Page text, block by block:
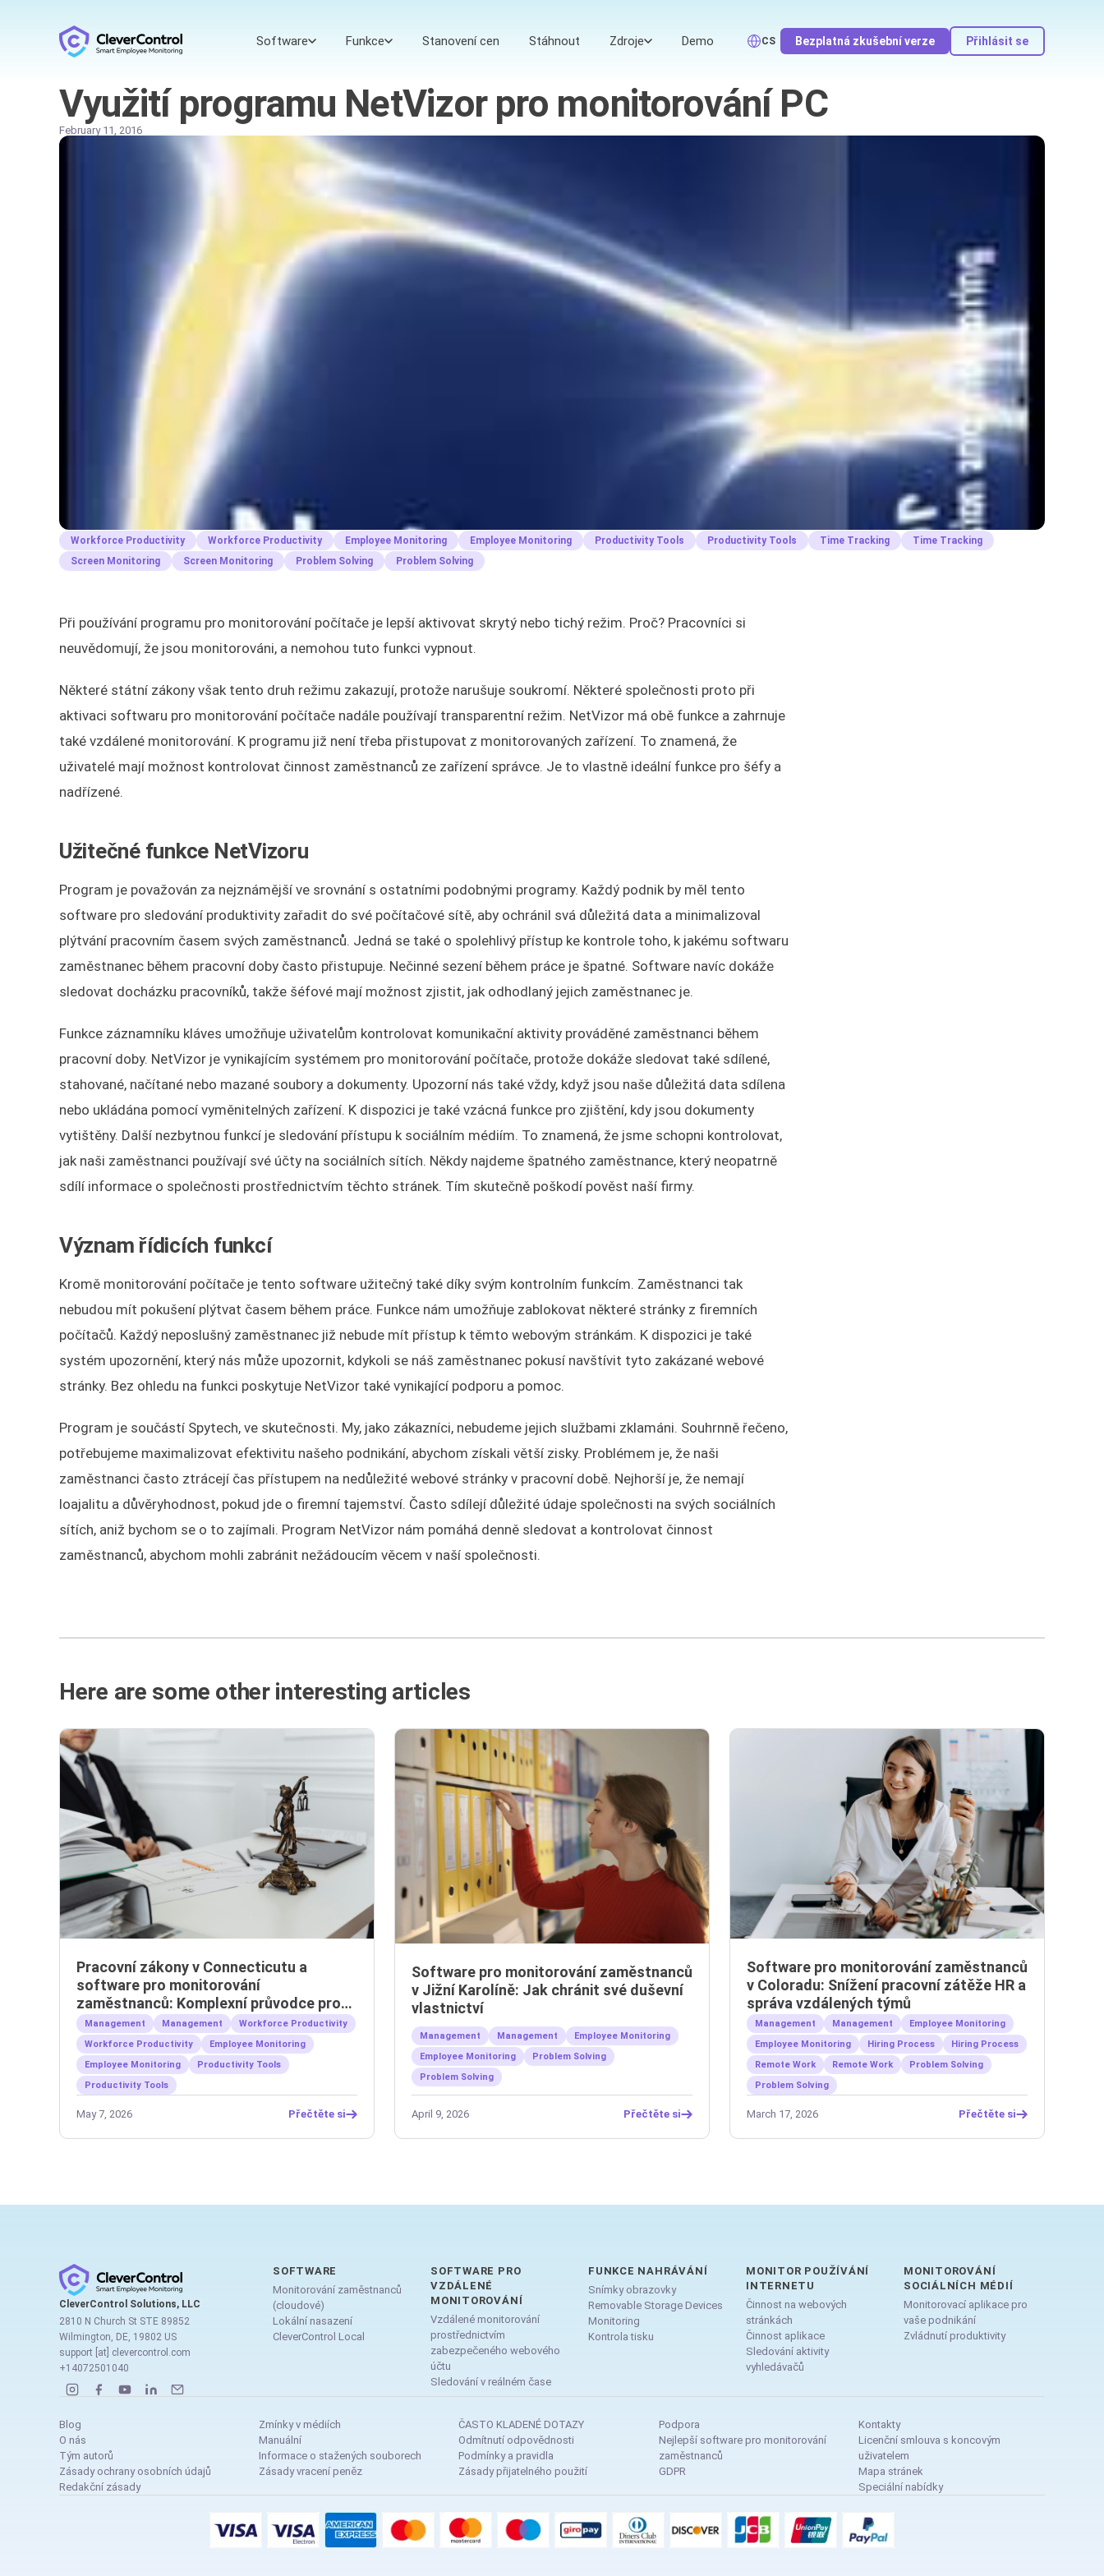
Software Funkce Stanovení cen Stáhnout Zdroje Demo CS Bezplatná zkušební verze Přihlásit se
Využití programu NetVizor pro monitorování PC
February 11, 2016
Workforce Productivity Workforce Productivity Employee Monitoring Employee Monitoring Productivity Tools Productivity Tools Time Tracking
Time Tracking
Screen Monitoring
Screen Monitoring Problem Solving Problem Solving
Při používání programu pro monitorování počítače je lepší aktivovat skrytý nebo tichý režim. Proč? Pracovníci si
neuvědomují, že jsou monitorováni, a nemohou tuto funkci vypnout.
Některé státní zákony však tento druh režimu zakazují, protože narušuje soukromí. Některé společnosti proto při
aktivaci softwaru pro monitorování počítače nadále používají transparentní režim. NetVizor má obě funkce a zahrnuje
také vzdálené monitorování. K programu již není třeba přistupovat z monitorovaných zařízení. To znamená, že
uživatelé mají možnost kontrolovat činnost zaměstnanců ze zařízení správce. Je to vlastně ideální funkce pro šéfy a
nadřízené.
Užitečné funkce NetVizoru
Program je považován za nejznámější ve srovnání s ostatními podobnými programy. Každý podnik by měl tento
software pro sledování produktivity zařadit do své počítačové sítě, aby ochránil svá důležitá data a minimalizoval
plýtvání pracovním časem svých zaměstnanců. Jedná se také o spolehlivý přístup ke kontrole toho, k jakému softwaru
zaměstnanec během pracovní doby často přistupuje. Nečinné sezení během práce je špatné. Software navíc dokáže
sledovat docházku pracovníků, takže šéfové mají možnost zjistit, jak odhodlaný jejich zaměstnanec je.
Funkce záznamníku kláves umožňuje uživatelům kontrolovat komunikační aktivity prováděné zaměstnanci během
pracovní doby. NetVizor je vynikajícím systémem pro monitorování počítače, protože dokáže sledovat také sdílené,
stahované, načítané nebo mazané soubory a dokumenty. Upozorní nás také vždy, když jsou naše důležitá data sdílena
nebo ukládána pomocí vyměnitelných zařízení. K dispozici je také vzácná funkce pro zjištění, kdy jsou dokumenty
vytištěny. Další nezbytnou funkcí je sledování přístupu k sociálním médiím. To znamená, že jsme schopni kontrolovat,
jak naši zaměstnanci používají své účty na sociálních sítích. Někdy najdeme špatného zaměstnance, který neopatrně
sdílí informace o společnosti prostřednictvím těchto stránek. Tím skutečně poškodí pověst naší firmy.
Význam řídicích funkcí
Kromě monitorování počítače je tento software užitečný také díky svým kontrolním funkcím. Zaměstnanci tak
nebudou mít pokušení plýtvat časem během práce. Funkce nám umožňuje zablokovat některé stránky z firemních
počítačů. Každý neposlušný zaměstnanec již nebude mít přístup k těmto webovým stránkám. K dispozici je také
systém upozornění, který nás může upozornit, kdykoli se náš zaměstnanec pokusí navštívit tyto zakázané webové
stránky. Bez ohledu na funkci poskytuje NetVizor také vynikající podporu a pomoc.
Program je součástí Spytech, ve skutečnosti. My, jako zákazníci, nebudeme jejich službami zklamáni. Souhrnně řečeno,
potřebujeme maximalizovat efektivitu našeho podnikání, abychom získali větší zisky. Problémem je, že naši
zaměstnanci často ztrácejí čas přístupem na nedůležité webové stránky v pracovní době. Nejhorší je, že nemají
loajalitu a důvěryhodnost, pokud jde o firemní tajemství. Často sdílejí důležité údaje společnosti na svých sociálních
sítích, aniž bychom se o to zajímali. Program NetVizor nám pomáhá denně sledovat a kontrolovat činnost
zaměstnanců, abychom mohli zabránit nežádoucím věcem v naší společnosti.
Here are some other interesting articles
Pracovní zákony v Connecticutu a
software pro monitorování
zaměstnanců: Komplexní průvodce pro
zaměstnavatele
Management Management
Workforce Productivity
Workforce Productivity
Employee Monitoring
Employee Monitoring
Productivity Tools
Productivity Tools
May 7, 2026 Přečtěte si
Software pro monitorování zaměstnanců
v Jižní Karolíně: Jak chránit své duševní
vlastnictví
Management Management
Employee Monitoring
Employee Monitoring
Problem Solving
Problem Solving
April 9, 2026 Přečtěte si
Software pro monitorování zaměstnanců
v Coloradu: Snížení pracovní zátěže HR a
správa vzdálených týmů
Management Management
Employee Monitoring
Employee Monitoring
Hiring Process
Hiring Process
Remote Work
Remote Work
Problem Solving
Problem Solving
March 17, 2026 Přečtěte si
CleverControl Solutions, LLC
2810 N Church St STE 89852
Wilmington, DE, 19802 US
support [at] clevercontrol.com
+14072501040
SOFTWARE
Monitorování zaměstnanců
(cloudové)
Lokální nasazení
CleverControl Local
SOFTWARE PRO
VZDÁLENÉ
MONITOROVÁNÍ
Vzdálené monitorování
prostřednictvím
zabezpečeného webového
účtu
Sledování v reálném čase
FUNKCE NAHRÁVÁNÍ
Snímky obrazovky
Removable Storage Devices
Monitoring
Kontrola tisku
MONITOR POUŽÍVÁNÍ
INTERNETU
Činnost na webových
stránkách
Činnost aplikace
Sledování aktivity
vyhledávačů
MONITOROVÁNÍ
SOCIÁLNÍCH MÉDIÍ
Monitorovací aplikace pro
vaše podnikání
Zvládnutí produktivity
Blog
O nás
Tým autorů
Zásady ochrany osobních údajů
Redakční zásady
Zmínky v médiích
Manuální
Informace o stažených souborech
Zásady vracení peněz
ČASTO KLADENÉ DOTAZY
Odmítnutí odpovědnosti
Podmínky a pravidla
Zásady přijatelného použití
Podpora
Nejlepší software pro monitorování
zaměstnanců
GDPR
Kontakty
Licenční smlouva s koncovým
uživatelem
Mapa stránek
Speciální nabídky